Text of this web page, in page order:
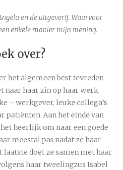
en de uitgeverij. Waarvoor
enkele manier mijn mening.
over?
het algemeen best tevreden
naar haar zin op haar werk,
– werkgever, leuke collega’s
patiënten. Aan het einde van
heerlijk om naar een goede
meestal pas nadat ze haar
laatste doet ze samen met haar
haar tweelingzus Isabel